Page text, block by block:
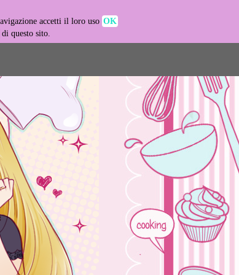
accetti il loro uso OK
di questo sito.
LEARN MORE